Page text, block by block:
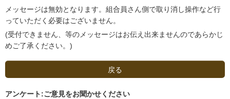
メッセージは無効となります。組合員さん側で取り消し操作など行
っていただく必要はございません。
(受付できません、等のメッセージはお伝え出来ませんのであらかじ
めご了承ください。)
戻る
アンケート:ご意見をお聞かせください